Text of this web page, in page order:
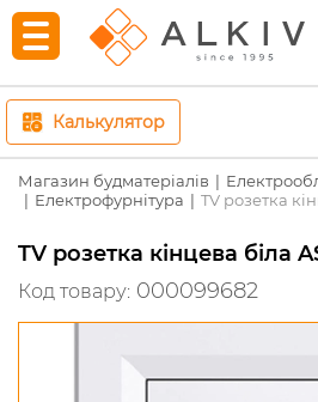
Калькулятор
Магазин будматеріалів
Електрофурнітура
TV розетка
TV розетка кінцева біла
Код товару: 000099682